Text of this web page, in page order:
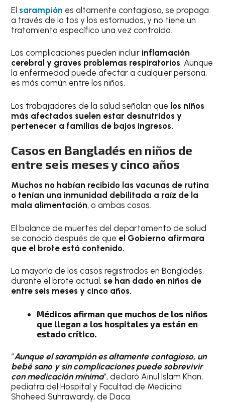
El sarampión es altamente contagioso, se propaga
a través de la tos y los estornudos, y no tiene un
tratamiento específico una vez contraído.
Las complicaciones pueden incluir inflamación
cerebral y graves problemas respiratorios. Aunque
la enfermedad puede afectar a cualquier persona,
es más común entre los niños.
Los trabajadores de la salud señalan que los niños
más afectados suelen estar desnutridos y
pertenecer a familias de bajos ingresos.
Casos en Bangladés en niños de
entre seis meses y cinco años
Muchos no habían recibido las vacunas de rutina
o tenían una inmunidad debilitada a raíz de la
mala alimentación, o ambas cosas.
El balance de muertes del departamento de salud
se conoció después de que el Gobierno afirmara
que el brote está contenido.
La mayoría de los casos registrados en Bangladés,
durante el brote actual, se han dado en niños de
entre seis meses y cinco años.
Médicos afirman que muchos de los niños
que llegan a los hospitales ya están en
estado crítico.
“Aunque el sarampión es altamente contagioso, un
bebé sano y sin complicaciones puede sobrevivir
con medicación mínima“, declaró Ainul Islam Khan,
pediatra del Hospital y Facultad de Medicina
Shaheed Suhrawardy, de Daca.